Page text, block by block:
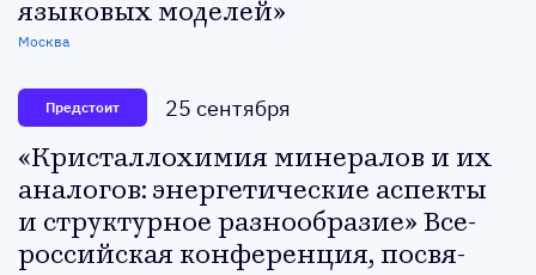
язы­ковых мо­делей»
Москва
Предстоит 25 сентября
«Крис­талло­химия ми­нера­лов и их
ана­логов: энер­ге­тичес­кие ас­пекты
и струк­турное раз­но­об­ра­зие» Все­
рос­сий­ская кон­фе­рен­ция, пос­вя­